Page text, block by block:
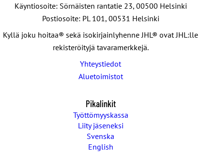
Käyntiosoite: Sörnäisten rantatie 23, 00500 Helsinki
Postiosoite: PL 101, 00531 Helsinki
Kyllä joku hoitaa® sekä isokirjainlyhenne JHL® ovat JHL:lle
rekisteröityjä tavaramerkkejä.
Yhteystiedot
Aluetoimistot
Pikalinkit
Työttömyyskassa
Liity jäseneksi
Svenska
English